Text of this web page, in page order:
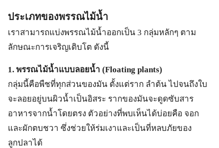
ประเภทของพรรณไม้น้ำ
เราสามารถแบ่งพรรณไม้น้ำออกเป็น 3 กลุ่มหลักๆ ตาม
ลักษณะการเจริญเติบโต ดังนี้
1. พรรณไม้น้ำแบบลอยน้ำ (Floating plants)
กลุ่มนี้คือพืชที่ทุกส่วนของมัน ตั้งแต่ราก ลำต้น ไปจนถึงใบ
จะลอยอยู่บนผิวน้ำเป็นอิสระ รากของมันจะดูดซับสาร
อาหารจากน้ำโดยตรง ตัวอย่างที่พบเห็นได้บ่อยคือ จอก
และผักตบชวา ซึ่งช่วยให้ร่มเงาและเป็นที่หลบภัยของ
ลูกปลาได้